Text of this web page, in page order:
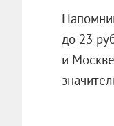
до 23
и